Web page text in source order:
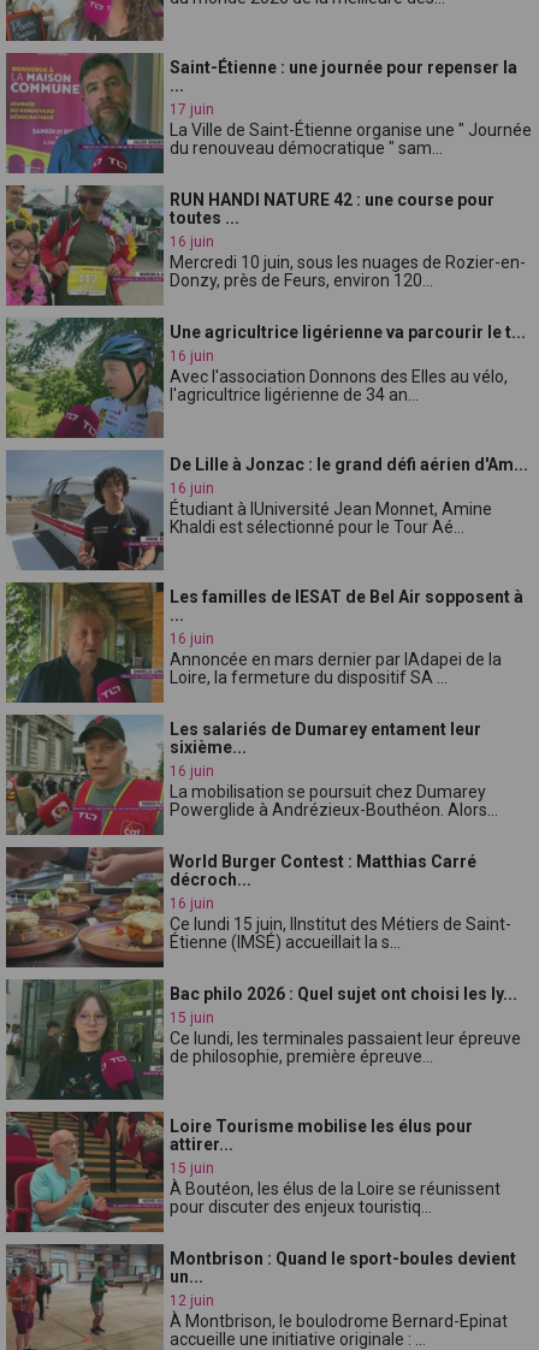
Saint-Étienne : une journée pour repenser la
...
17 juin
La Ville de Saint-Étienne organise une " Journée
du renouveau démocratique " sam...
RUN HANDI NATURE 42 : une course pour
toutes ...
16 juin
Mercredi 10 juin, sous les nuages de Rozier-en-
Donzy, près de Feurs, environ 120...
Une agricultrice ligérienne va parcourir le t...
16 juin
Avec l'association Donnons des Elles au vélo,
l'agricultrice ligérienne de 34 an...
De Lille à Jonzac : le grand défi aérien d'Am...
16 juin
Étudiant à lUniversité Jean Monnet, Amine
Khaldi est sélectionné pour le Tour Aé...
Les familles de lESAT de Bel Air sopposent à
...
16 juin
Annoncée en mars dernier par lAdapei de la
Loire, la fermeture du dispositif SA ...
Les salariés de Dumarey entament leur
sixième...
16 juin
La mobilisation se poursuit chez Dumarey
Powerglide à Andrézieux-Bouthéon. Alors...
World Burger Contest : Matthias Carré
décroch...
16 juin
Ce lundi 15 juin, lInstitut des Métiers de Saint-
Étienne (IMSÉ) accueillait la s...
Bac philo 2026 : Quel sujet ont choisi les ly...
15 juin
Ce lundi, les terminales passaient leur épreuve
de philosophie, première épreuve...
Loire Tourisme mobilise les élus pour
attirer...
15 juin
À Boutéon, les élus de la Loire se réunissent
pour discuter des enjeux touristiq...
Montbrison : Quand le sport-boules devient
un...
12 juin
À Montbrison, le boulodrome Bernard-Epinat
accueille une initiative originale : ...